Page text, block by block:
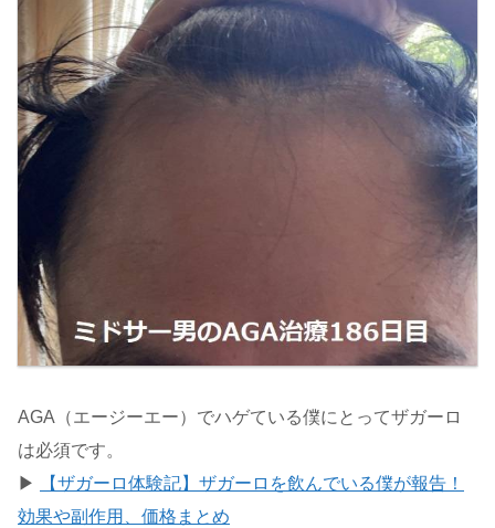
AGA（エージーエー）でハゲている僕にとってザガーロ
は必須です。
▶
【ザガーロ体験記】ザガーロを飲んでいる僕が報告！
効果や副作用、価格まとめ